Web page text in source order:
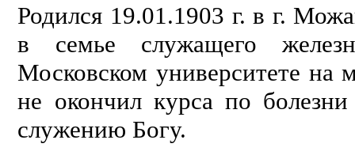
Родился 19.01.1903 г. в г.
в семье служащего
Московском университете на
не окончил курса по
служению Богу.